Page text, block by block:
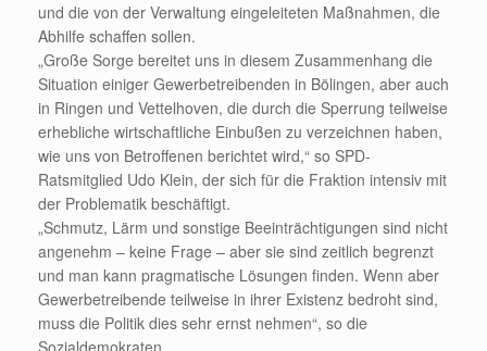
und die von der Verwaltung eingeleiteten Maßnahmen, die
Abhilfe schaffen sollen.
„Große Sorge bereitet uns in diesem Zusammenhang die
Situation einiger Gewerbetreibenden in Bölingen, aber auch
in Ringen und Vettelhoven, die durch die Sperrung teilweise
erhebliche wirtschaftliche Einbußen zu verzeichnen haben,
wie uns von Betroffenen berichtet wird,“ so SPD-
Ratsmitglied Udo Klein, der sich für die Fraktion intensiv mit
der Problematik beschäftigt.
„Schmutz, Lärm und sonstige Beeinträchtigungen sind nicht
angenehm – keine Frage – aber sie sind zeitlich begrenzt
und man kann pragmatische Lösungen finden. Wenn aber
Gewerbetreibende teilweise in ihrer Existenz bedroht sind,
muss die Politik dies sehr ernst nehmen“, so die
Sozialdemokraten.